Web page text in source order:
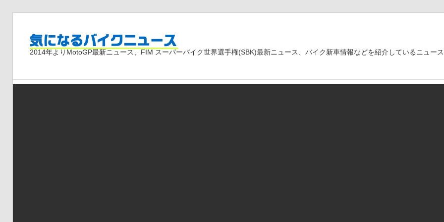
気
に
2014年よりMotoGP最新ニュース、FIM スーパーバイク世界選手権(SBK)最新ニュース、バイク新車情報などを紹介しているニュース